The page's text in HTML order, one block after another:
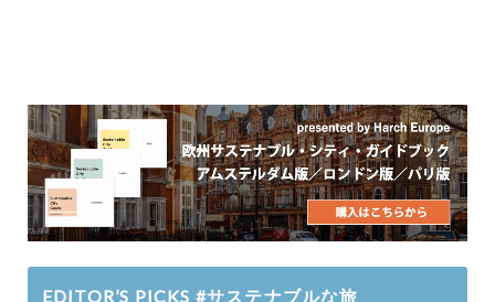
EDITOR’S PICKS #サステナブルな旅